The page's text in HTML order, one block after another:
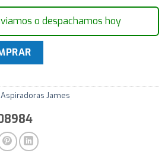
o despachamos hoy
1,5 Litros AJ - 850 cantidad
Aspiradoras James